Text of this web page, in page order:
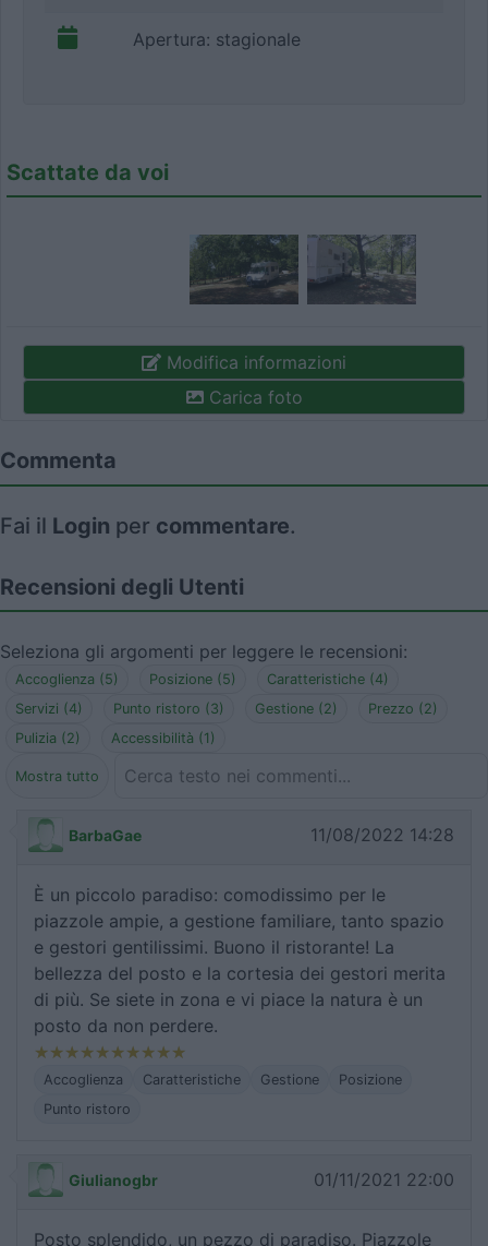
Apertura: stagionale
Scattate da voi
Modifica informazioni
Carica foto
Commenta
Fai il Login per commentare.
Recensioni degli Utenti
Seleziona gli argomenti per leggere le recensioni:
Accoglienza (5) Posizione (5)
Caratteristiche (4)
Servizi (4)
Punto ristoro (3) Gestione (2)
Prezzo (2)
Pulizia (2)
Accessibilità (1)
Mostra tutto
BarbaGae 11/08/2022 14:28
È un piccolo paradiso: comodissimo per le
piazzole ampie, a gestione familiare, tanto spazio
e gestori gentilissimi. Buono il ristorante! La
bellezza del posto e la cortesia dei gestori merita
di più. Se siete in zona e vi piace la natura è un
posto da non perdere.
Accoglienza Caratteristiche Gestione
Posizione
Punto ristoro
Giulianogbr 01/11/2021 22:00
Posto splendido, un pezzo di paradiso. Piazzole